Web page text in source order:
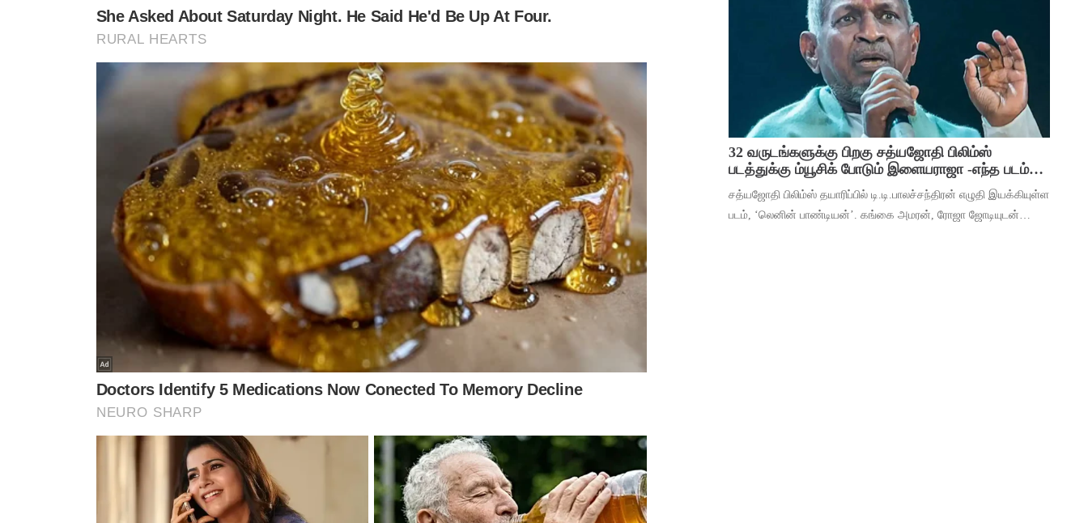
பிரவஸ்தி, டான்ஸ் மாஸ்டர் சாய்
32 வருடங்களுக்கு பிறகு சத்யஜோதி பிலிம்ஸ்
படத்துக்கு ம்யூசிக் போடும் இளையராஜா -எந்த படம்
தெரியுமா ?
சத்யஜோதி பிலிம்ஸ் தயாரிப்பில் டி.டி.பாலச்சந்திரன் எழுதி இயக்கியுள்ள
படம், ‘லெனின் பாண்டியன்’. கங்கை அமரன், ரோஜா ஜோடியுடன்